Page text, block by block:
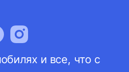
и все, что с